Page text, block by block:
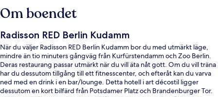
Om boendet
Radisson RED Berlin Kudamm
När du väljer Radisson RED Berlin Kudamm bor du med utmärkt läge,
mindre än tio minuters gångväg från Kurfürstendamm och Zoo Berlin.
Deras restaurang passar utmärkt när du vill äta nåt gott. Om du vill träna
har du dessutom tillgång till ett fitnesscenter, och efteråt kan du varva
ned med en drink i en bar/lounge. Detta hotell i art décostil ligger
dessutom en kort bilfärd från Potsdamer Platz och Brandenburger Tor.